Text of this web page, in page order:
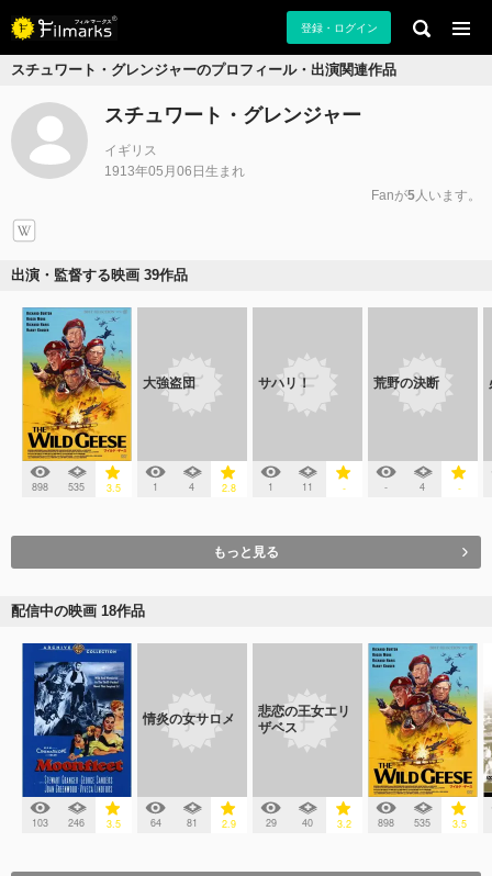
登録・ログイン
スチュワート・グレンジャーのプロフィール・出演関連作品
スチュワート・グレンジャー
イギリス
1913年05月06日生まれ
Fanが5人います。
出演・監督する映画 39作品
898 535 3.5
大強盗団
1 4 2.8
サハリ！
1 11 -
荒野の決断
- 4 -
もっと見る
配信中の映画 18作品
103 246 3.5
情炎の女サロメ
64 81 2.9
悲恋の王女エリ
ザベス
29 40 3.2 898 535 3.5